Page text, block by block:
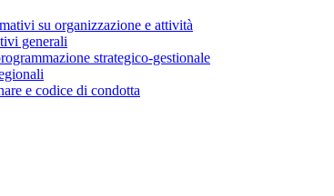
su organizzazione e attività
generali
strategico-gestionale
e codice di condotta